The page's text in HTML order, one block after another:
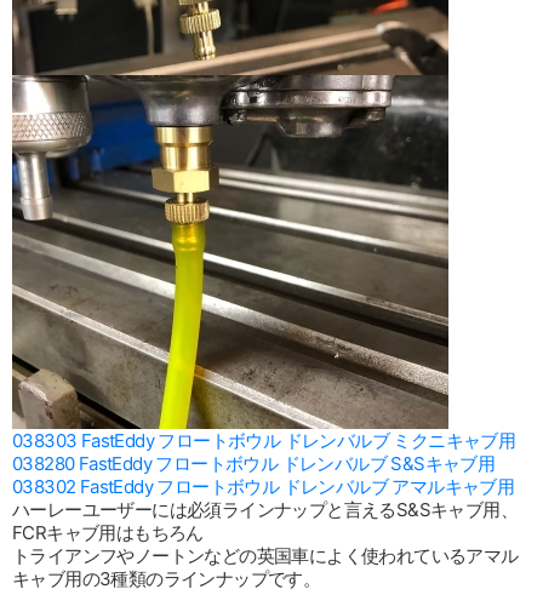
038303 FastEddy フロートボウル ドレンバルブ ミクニキャブ用
038280 FastEddy フロートボウル ドレンバルブ S&Sキャブ用
038302 FastEddy フロートボウル ドレンバルブ アマルキャブ用
ハーレーユーザーには必須ラインナップと言えるS&Sキャブ用、
FCRキャブ用はもちろん
トライアンフやノートンなどの英国車によく使われているアマル
キャブ用の3種類のラインナップです。